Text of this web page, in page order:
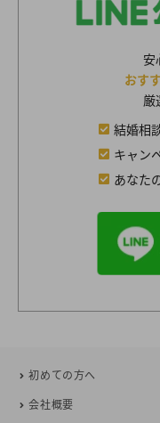
安
おす
厳
結婚相
キャン
あなた
初めての方へ
会社概要